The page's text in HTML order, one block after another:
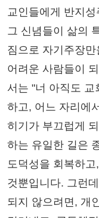
교인들에게 반지
그 신념들이 삶의
짐으로 자기주장만
어려운 사람들이
서는 "너 아직도 교
하고, 어느 자리에
히기가 부끄럽게
하는 유일한 길은
도덕성을 회복하
것뿐입니다. 그런
되지 않으려면, 개